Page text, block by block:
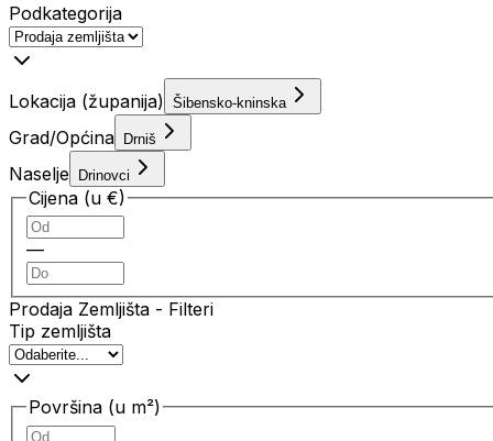
Podkategorija
Lokacija (županija) Šibensko-kninska
Grad/Općina Drniš
Naselje Drinovci
Cijena (u €)
—
Prodaja Zemljišta - Filteri
Tip zemljišta
Površina (u m²)